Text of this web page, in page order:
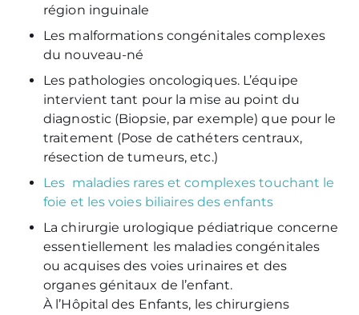
région inguinale
Les malformations congénitales complexes
du nouveau-né
Les pathologies oncologiques. L’équipe
intervient tant pour la mise au point du
diagnostic (Biopsie, par exemple) que pour le
traitement (Pose de cathéters centraux,
résection de tumeurs, etc.)
Les maladies rares et complexes touchant le
foie et les voies biliaires des enfants
La chirurgie urologique pédiatrique concerne
essentiellement les maladies congénitales
ou acquises des voies urinaires et des
organes génitaux de l’enfant.
À l’Hôpital des Enfants, les chirurgiens